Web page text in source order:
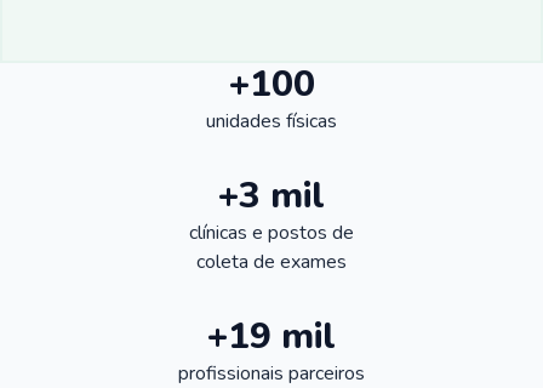
+100
unidades físicas
+3 mil
clínicas e postos de
coleta de exames
+19 mil
profissionais parceiros